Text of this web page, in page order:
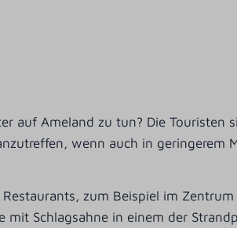
auf Ameland zu tun? Die Touristen
wenn auch in geringerem
zum Beispiel im Zentrum
Schlagsahne in einem der